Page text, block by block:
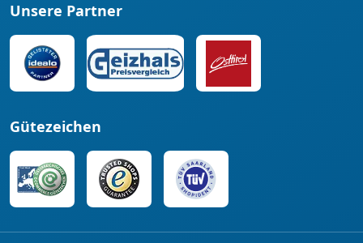
Unsere Partner
Gütezeichen